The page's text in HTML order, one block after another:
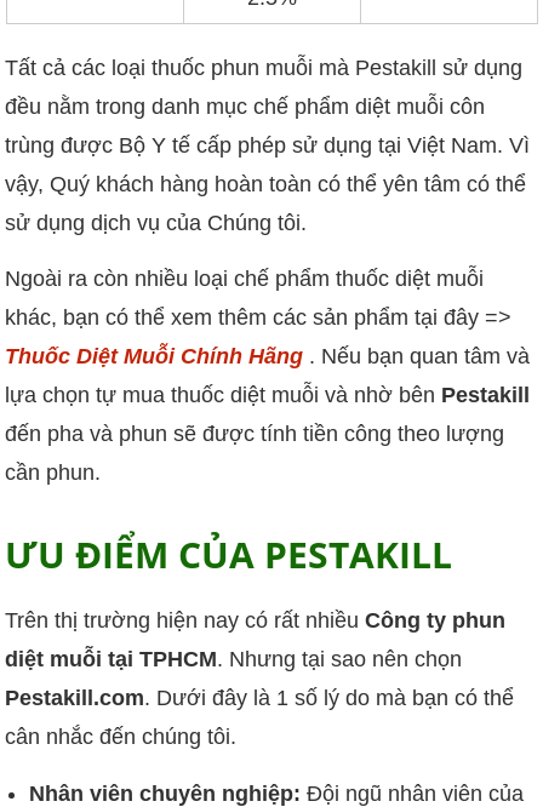
Tất cả các loại thuốc phun muỗi mà Pestakill sử dụng
đều nằm trong danh mục chế phẩm diệt muỗi côn
trùng được Bộ Y tế cấp phép sử dụng tại Việt Nam. Vì
vậy, Quý khách hàng hoàn toàn có thể yên tâm có thể
sử dụng dịch vụ của Chúng tôi.
Ngoài ra còn nhiều loại chế phẩm thuốc diệt muỗi
khác, bạn có thể xem thêm các sản phẩm tại đây =>
Thuốc Diệt Muỗi Chính Hãng . Nếu bạn quan tâm và
lựa chọn tự mua thuốc diệt muỗi và nhờ bên Pestakill
đến pha và phun sẽ được tính tiền công theo lượng
cần phun.
ƯU ĐIỂM CỦA PESTAKILL
Trên thị trường hiện nay có rất nhiềuCông ty phun
diệt muỗi tại TPHCM. Nhưng tại sao nên chọn
Pestakill.com. Dưới đây là 1 số lý do mà bạn có thể
cân nhắc đến chúng tôi.
Nhân viên chuyên nghiệp: Đội ngũ nhân viên của